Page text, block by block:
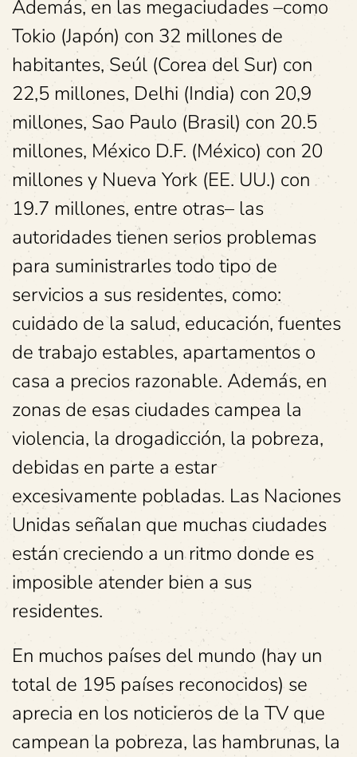
Además, en las megaciudades –como
Tokio (Japón) con 32 millones de
habitantes, Seúl (Corea del Sur) con
22,5 millones, Delhi (India) con 20,9
millones, Sao Paulo (Brasil) con 20.5
millones, México D.F. (México) con 20
millones y Nueva York (EE. UU.) con
19.7 millones, entre otras– las
autoridades tienen serios problemas
para suministrarles todo tipo de
servicios a sus residentes, como:
cuidado de la salud, educación, fuentes
de trabajo estables, apartamentos o
casa a precios razonable. Además, en
zonas de esas ciudades campea la
violencia, la drogadicción, la pobreza,
debidas en parte a estar
excesivamente pobladas. Las Naciones
Unidas señalan que muchas ciudades
están creciendo a un ritmo donde es
imposible atender bien a sus
residentes.
En muchos países del mundo (hay un
total de 195 países reconocidos) se
aprecia en los noticieros de la TV que
campean la pobreza, las hambrunas, la